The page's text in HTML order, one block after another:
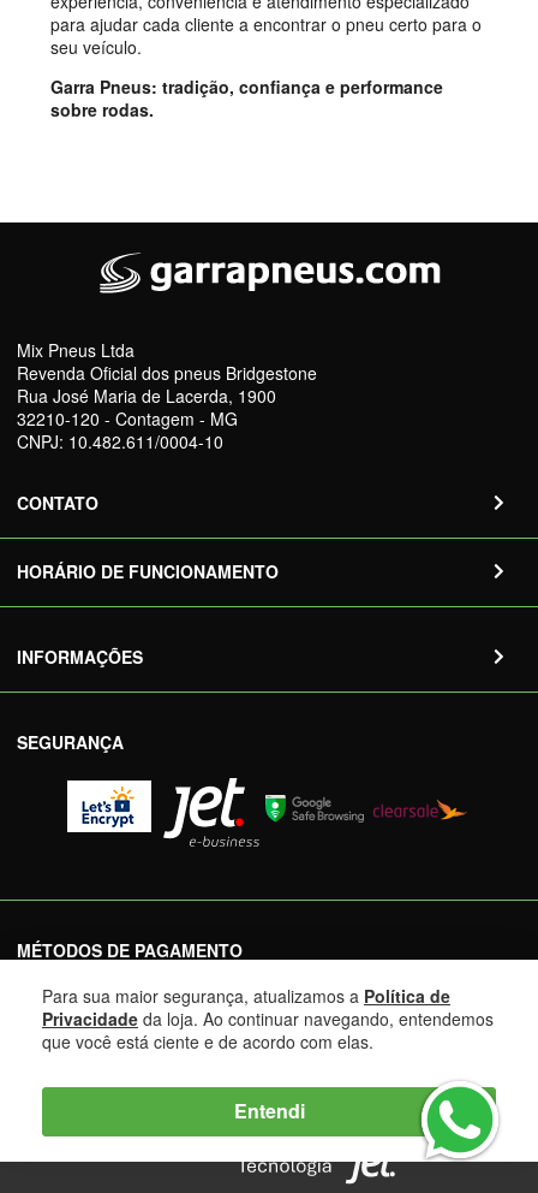
para ajudar cada cliente a encontrar o pneu certo para o
seu veículo.
Garra Pneus: tradição, confiança e performance
sobre rodas.
Para sua maior segurança, atualizamos a Política de
Privacidade da loja. Ao continuar navegando, entendemos
que você está ciente e de acordo com elas.
Entendi
Mix Pneus Ltda
Revenda Oficial dos pneus Bridgestone
Rua José Maria de Lacerda, 1900
32210-120 - Contagem - MG
CNPJ: 10.482.611/0004-10
CONTATO
HORÁRIO DE FUNCIONAMENTO
INFORMAÇÕES
SEGURANÇA
MÉTODOS DE PAGAMENTO
Mix Pneus LTDA - 10.482.611/0004-10 © 2022 | Todos os